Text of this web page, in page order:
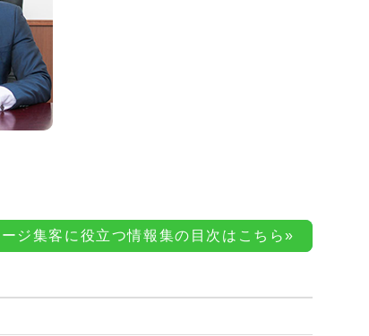
ジ集客に役立つ情報集の目次はこちら»